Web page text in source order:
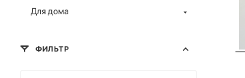
Для дома
ФИЛЬТР